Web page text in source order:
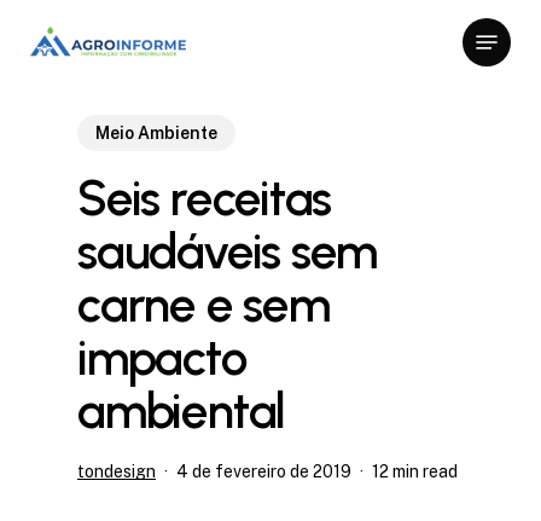
Menu
Meio Ambiente
Seis receitas
saudáveis sem
carne e sem
impacto
ambiental
tondesign 4 de fevereiro de 2019 12 min read